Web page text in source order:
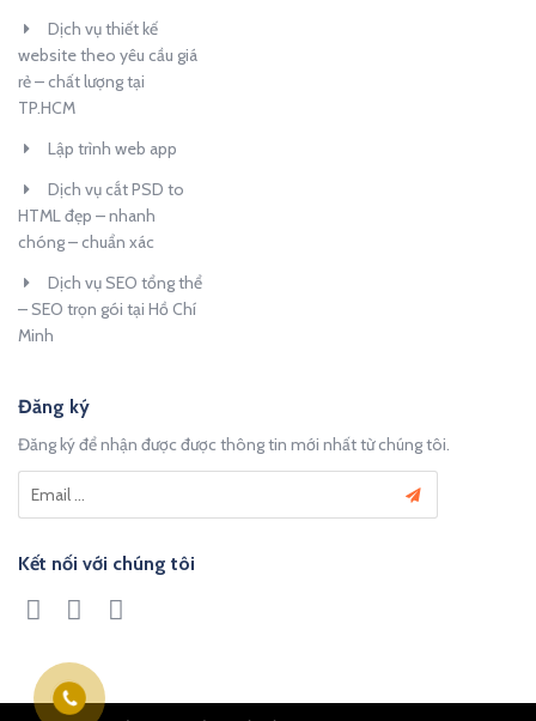
Dịch vụ thiết kế
website theo yêu cầu giá
rẻ – chất lượng tại
TP.HCM
Lập trình web app
Dịch vụ cắt PSD to
HTML đẹp – nhanh
chóng – chuẩn xác
Dịch vụ SEO tổng thể
– SEO trọn gói tại Hồ Chí
Minh
Đăng ký
Đăng ký để nhận được được thông tin mới nhất từ chúng tôi.
Kết nối với chúng tôi